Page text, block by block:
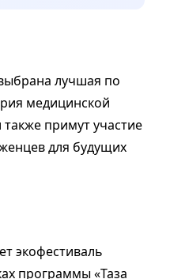
лучшая по
медицинской
примут участие
для будущих
экофестиваль
программы «Таза